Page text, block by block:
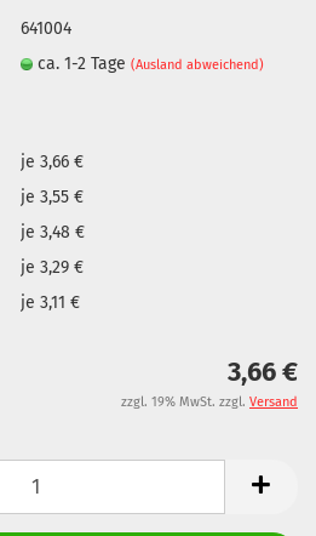
641004
ca. 1-2 Tage(Ausland abweichend)
je 3,66 €
je 3,55 €
je 3,48 €
je 3,29 €
je 3,11 €
3,66 €
zzgl. 19% MwSt. zzgl. Versand